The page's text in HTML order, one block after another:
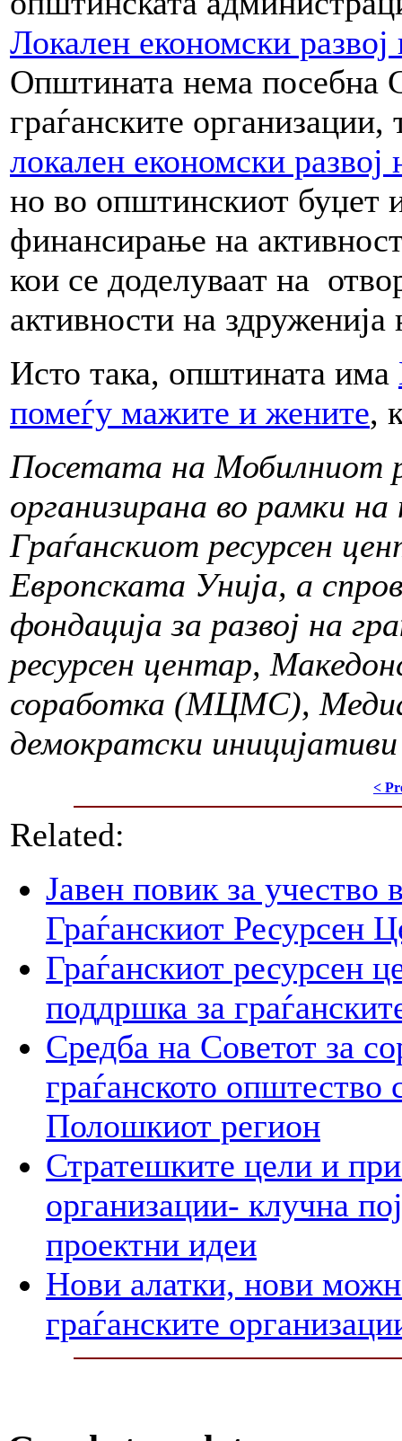
Локален економски
Општината нема посебна
граѓанските
локален економски
но во општинскиот буџет
финансирање на
кои се доделуваат на
активности на здруженија
Исто така, општината има
помеѓу мажите и жените,
Посетата на Мобилниот
организирана во рамки
Граѓанскиот ресурсен
Европската Унија, а
фондација за развој на
ресурсен центар,
соработка (МЦМС),
демократски
<
Related:
Јавен повик за учество
Граѓанскиот Ресурсен
Граѓанскиот ресурсен
поддршка за
Средба на Советот за
граѓанското општество
Полошкиот регион
Стратешките цели и
организации- клучна
проектни идеи
Нови алатки, нови
граѓанските